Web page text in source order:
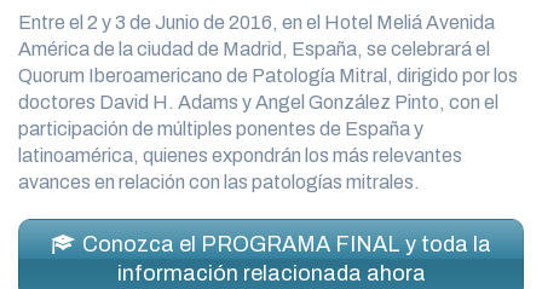
Entre el 2 y 3 de Junio de 2016, en el Hotel Meliá Avenida
América de la ciudad de Madrid, España, se celebrará el
Quorum Iberoamericano de Patología Mitral, dirigido por los
doctores David H. Adams y Angel González Pinto, con el
participación de múltiples ponentes de España y
latinoamérica, quienes expondrán los más relevantes
avances en relación con las patologías mitrales.
Conozca el PROGRAMA FINAL y toda la
información relacionada ahora